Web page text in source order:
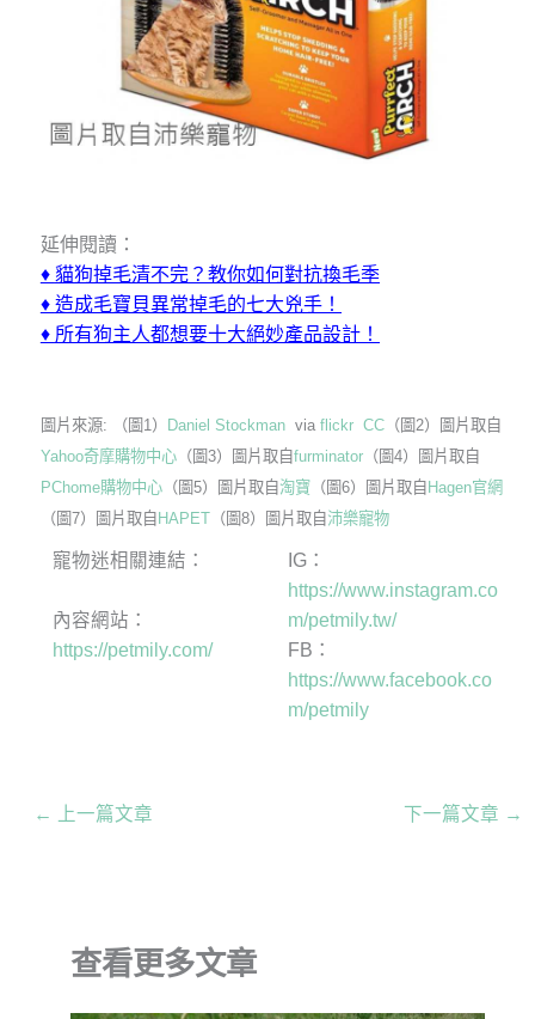
延伸閱讀：
♦ 貓狗掉毛清不完？教你如何對抗換毛季
♦ 造成毛寶貝異常掉毛的七大兇手！
♦ 所有狗主人都想要十大絕妙產品設計！
圖片來源: （圖1） Daniel Stockmanvia flickr CC（圖2）圖片取自
Yahoo奇摩購物中心（圖3）圖片取自furminator（圖4）圖片取自
PChome購物中心（圖5）圖片取自 淘寶（圖6）圖片取自 Hagen官網
（圖7）圖片取自 HAPET（圖8）圖片取自 沛樂寵物
寵物迷相關連結：
內容網站：
https://petmily.com/
IG：
https://www.instagram.co
m/petmily.tw/
FB：
https://www.facebook.co
m/petmily
← 上一篇文章 下一篇文章 →
查看更多文章